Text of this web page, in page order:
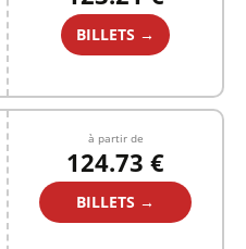
BILLETS →
à partir de
124.73 €
BILLETS →